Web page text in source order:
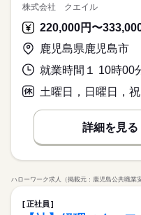
株式会社 クエイル
鹿児島県鹿児島市
土曜日，日曜日，
詳細を見る
ハローワーク求人（掲載元：鹿児島公共職業
正社員